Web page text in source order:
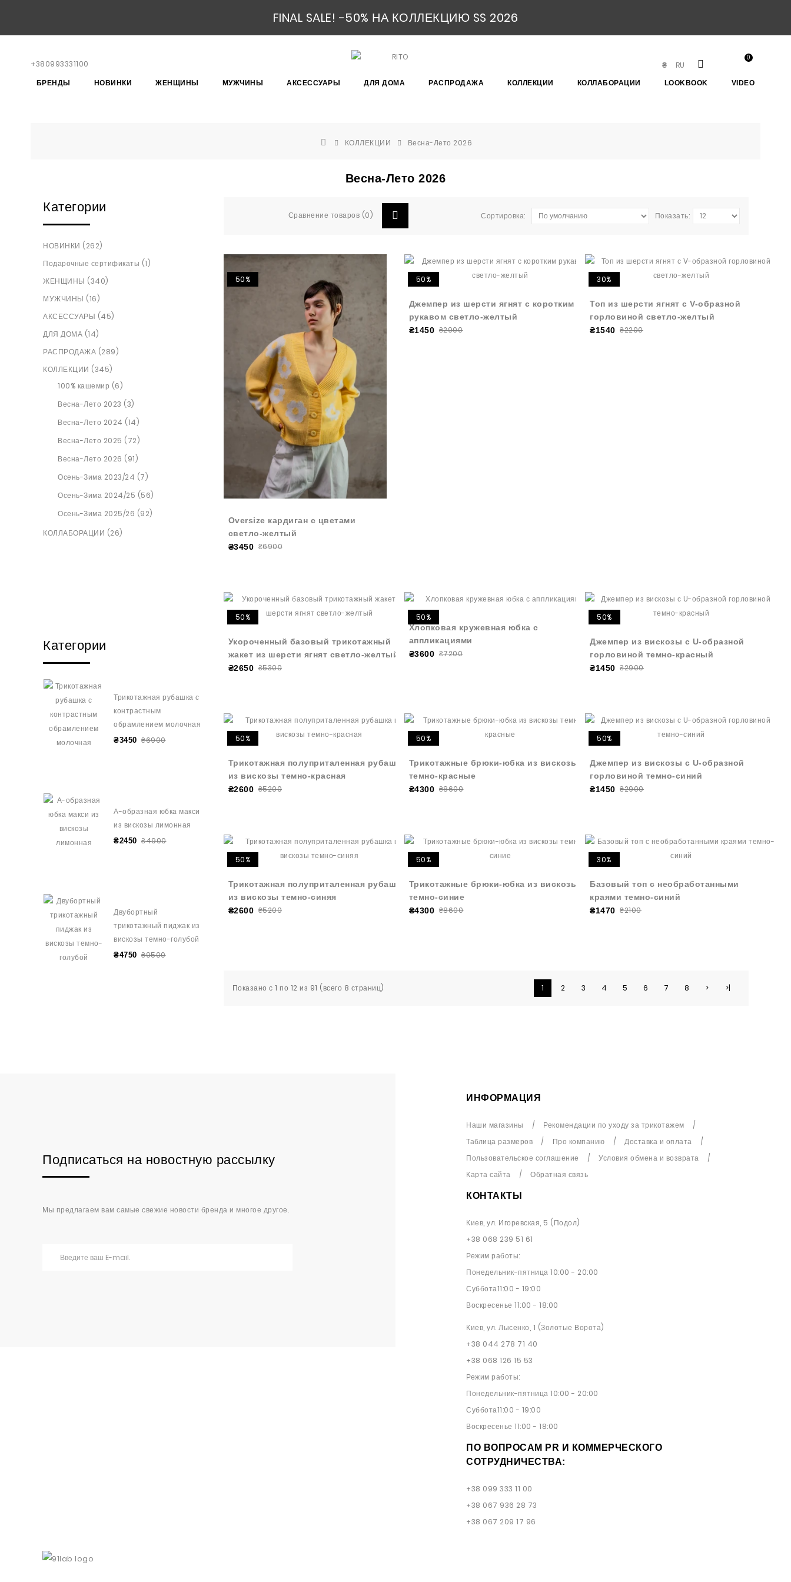
FINAL SALE! -50% НА КОЛЛЕКЦИЮ SS 2026
0
RU
₴
БРЕНДЫ НОВИНКИ ЖЕНЩИНЫ МУЖЧИНЫ АКСЕССУАРЫ ДЛЯ ДОМА РАСПРОДАЖА КОЛЛЕКЦИИ КОЛЛАБОРАЦИИ LOOKBOOK VIDEO
+380993331100
КОЛЛЕКЦИИ Весна-Лето 2026
Весна-Лето 2026
Категории
НОВИНКИ (262)
Подарочные сертификаты (1)
ЖЕНЩИНЫ (340)
МУЖЧИНЫ (16)
АКСЕССУАРЫ (45)
ДЛЯ ДОМА (14)
РАСПРОДАЖА (289)
КОЛЛЕКЦИИ (345)
100% кашемир (6)
Весна-Лето 2023 (3)
Весна-Лето 2024 (14)
Весна-Лето 2025 (72)
Весна-Лето 2026 (91)
Осень-Зима 2023/24 (7)
Осень-Зима 2024/25 (56)
Осень-Зима 2025/26 (92)
КОЛЛАБОРАЦИИ (26)
Категории
Трикотажная рубашка с
контрастным
обрамлением молочная
₴3450 ₴6900
А-образная юбка макси
из вискозы лимонная
₴2450 ₴4900
Двубортный
трикотажный пиджак из
вискозы темно-голубой
₴4750 ₴9500
Сравнение товаров (0) Сортировка: Показать:
50%
Oversize кардиган с цветами
светло-желтый
₴3450 ₴6900
50%
Джемпер из шерсти ягнят с коротким
рукавом светло-желтый
₴1450 ₴2900
30%
Топ из шерсти ягнят с V-образной
горловиной светло-желтый
₴1540 ₴2200
50%
Укороченный базовый трикотажный
жакет из шерсти ягнят светло-желтый
₴2650 ₴5300
50%
Хлопковая кружевная юбка с
аппликациями
₴3600 ₴7200
50%
Джемпер из вискозы с U-образной
горловиной темно-красный
₴1450 ₴2900
50%
Трикотажная полуприталенная рубашка
из вискозы темно-красная
₴2600 ₴5200
50%
Трикотажные брюки-юбка из вискозы
темно-красные
₴4300 ₴8600
50%
Джемпер из вискозы с U-образной
горловиной темно-синий
₴1450 ₴2900
50%
Трикотажная полуприталенная рубашка
из вискозы темно-синяя
₴2600 ₴5200
50%
Трикотажные брюки-юбка из вискозы
темно-синие
₴4300 ₴8600
30%
Базовый топ с необработанными
краями темно-синий
₴1470 ₴2100
Показано с 1 по 12 из 91 (всего 8 страниц) 1 2 3 4 5 6 7 8 > >|
Подписаться на новостную рассылку
Мы предлагаем вам самые свежие новости бренда и многое другое.
ИНФОРМАЦИЯ
Наши магазины
Рекомендации по уходу за трикотажем
Таблица размеров
Про компанию
Доставка и оплата
Пользовательское соглашение
Условия обмена и возврата
Карта сайта
Обратная связь
КОНТАКТЫ
Киев, ул. Игоревская, 5 (Подол)
+38 068 239 51 61
Режим работы:
Понедельник-пятница 10:00 - 20:00
Суббота11:00 - 19:00
Воскресенье 11:00 - 18:00
Киев, ул. Лысенко, 1 (Золотые Ворота)
+38 044 278 71 40
+38 068 126 15 53
Режим работы:
Понедельник-пятница 10:00 - 20:00
Суббота11:00 - 19:00
Воскресенье 11:00 - 18:00
ПО ВОПРОСАМ PR И КОММЕРЧЕСКОГО
СОТРУДНИЧЕСТВА:
+38 099 333 11 00
+38 067 936 28 73
+38 067 209 17 96